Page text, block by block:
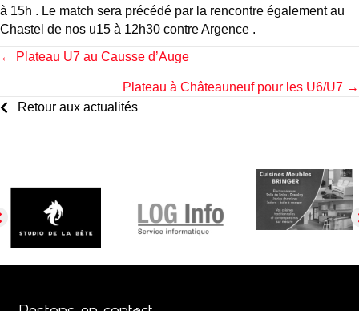
à 15h . Le match sera précédé par la rencontre également au
Chastel de nos u15 à 12h30 contre Argence .
Posts
navigation
← Plateau U7 au Causse d’Auge
Plateau à Châteauneuf pour les U6/U7 →
Retour aux actualités